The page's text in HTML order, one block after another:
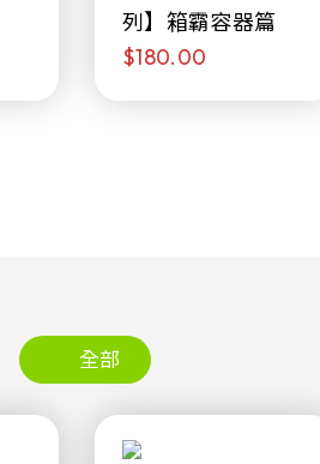
列】箱霸容器篇
$180.00
全部